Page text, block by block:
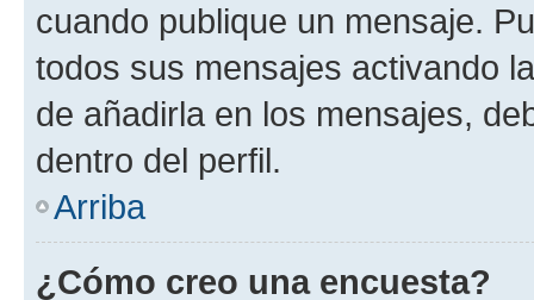
cuando publique un mensaje.
todos sus mensajes activando
de añadirla en los mensajes,
dentro del perfil.
Arriba
¿Cómo creo una encuesta?